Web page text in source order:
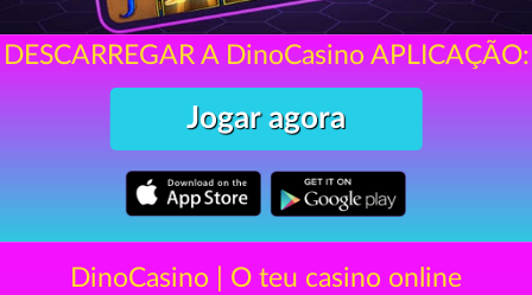
DESCARREGAR A DinoCasino APLICAÇÃO:
Jogar agora
DinoCasino | O teu casino online